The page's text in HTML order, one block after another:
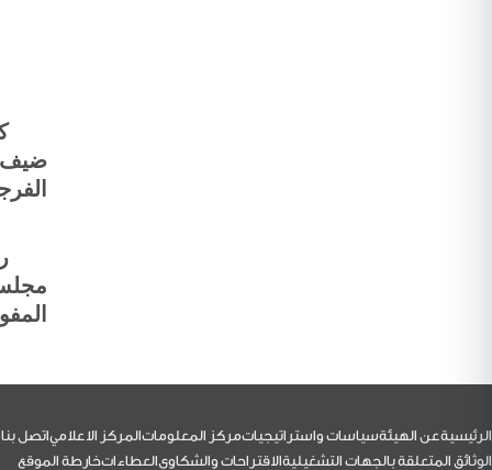
ضيف
التذييل
الرئيسيةعن الهيئةسياسات واستراتيجياتمركز المعلوماتالمركز الاعلامياتصل بنا
الوثائق المتعلقة بالجهات التشغيليةالاقتراحات والشكاويالعطاءاتخارطة الموقع